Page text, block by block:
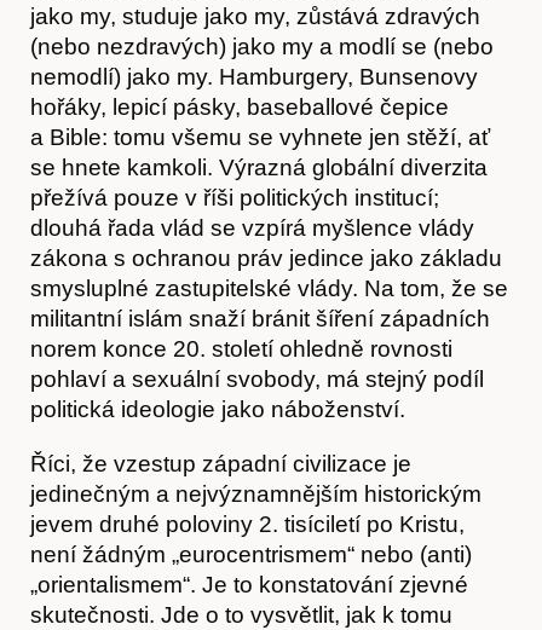
jako my, studuje jako my, zůstává zdravých
(nebo nezdravých) jako my a modlí se (nebo
nemodlí) jako my. Hamburgery, Bunsenovy
hořáky, lepicí pásky, baseballové čepice
a Bible: tomu všemu se vyhnete jen stěží, ať
se hnete kamkoli. Výrazná globální diverzita
přežívá pouze v říši politických institucí;
dlouhá řada vlád se vzpírá myšlence vlády
zákona s ochranou práv jedince jako základu
smysluplné zastupitelské vlády. Na tom, že se
militantní islám snaží bránit šíření západních
norem konce 20. století ohledně rovnosti
pohlaví a sexuální svobody, má stejný podíl
politická ideologie jako náboženství.
Říci, že vzestup západní civilizace je
jedinečným a nejvýznamnějším historickým
jevem druhé poloviny 2. tisíciletí po Kristu,
není žádným „eurocentrismem“ nebo (anti)
„orientalismem“. Je to konstatování zjevné
skutečnosti. Jde o to vysvětlit, jak k tomu